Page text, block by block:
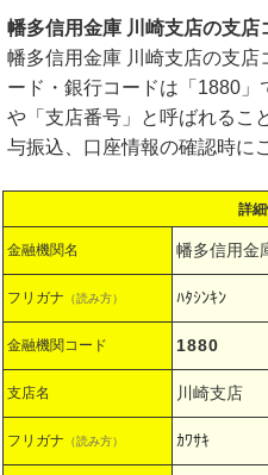
幡多信用金庫 川崎支店の支店
幡多信用金庫 川崎支店の支店
ード・銀行コードは「1880」
や「支店番号」と呼ばれるこ
与振込、口座情報の確認時に
詳
金融機関名 幡多信用金
フリガナ （読み方） ﾊﾀｼﾝｷﾝ
金融機関コード 1880
支店名 川崎支店
フリガナ （読み方） ｶﾜｻｷ